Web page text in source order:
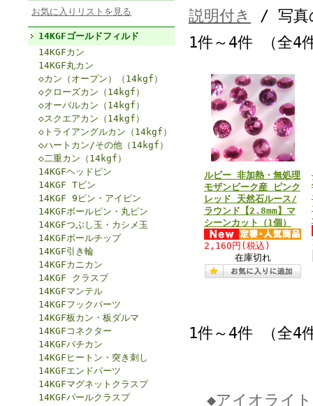
お気に入りリストを見る
14KGFゴールドフィルド
14KGFカン
14KGF丸カン
◇カン（オープン）（14kgf）
◇クローズカン（14kgf）
◇オーバルカン（14kgf）
◇スクエアカン（14kgf）
◇トライアングルカン（14kgf）
◇ハートカン/その他（14kgf）
◇二重カン（14kgf）
14KGFヘッドピン
14KGF Tピン
14KGF 9ピン・アイピン
14KGFボールピン・丸ピン
14KGFつぶし玉・カシメ玉
14KGFボールチップ
14KGF引き輪
14KGFカニカン
14KGF クラスプ
14KGFマンテル
14KGFフックパーツ
14KGF板カン・板ダルマ
14KGFコネクター
14KGFバチカン
14KGFヒートン・突き刺し
14KGFエンドパーツ
14KGFマグネットクラスプ
14KGFパールクラスプ
説明付き
/ 写真
1件～4件 （全4
ルビー 非加熱・無処理
モザンビーク産 ピンク
レッド 天然石ルース/
ラウンド【2.8mm】マ
シーンカット（1個）
2,160円 (税込)
在庫切れ
1件～4件 （全4
◆アイオライ